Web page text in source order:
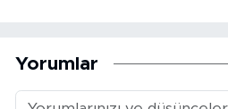
Yorumlar